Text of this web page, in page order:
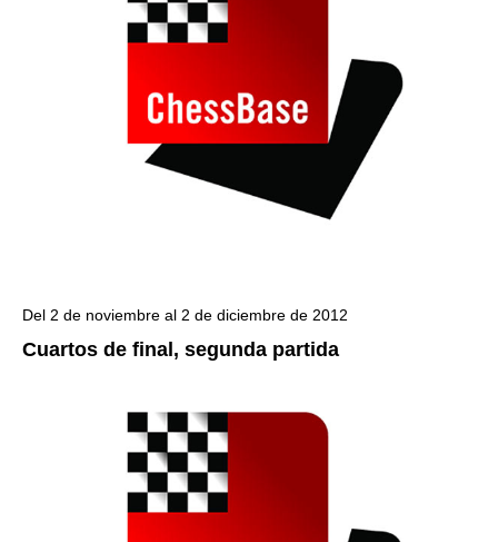
Del 2 de noviembre al 2 de diciembre de 2012
Cuartos de final, segunda partida